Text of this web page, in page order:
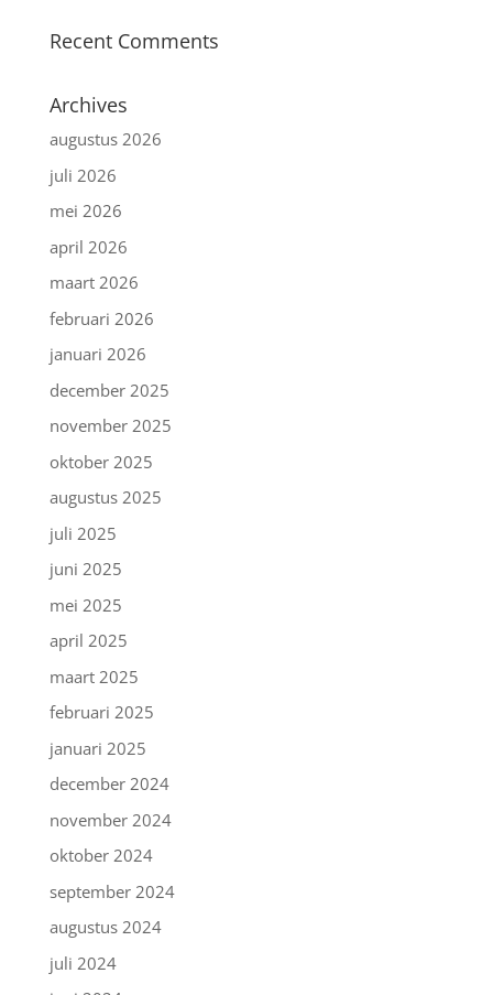
Recent Comments
Archives
augustus 2026
juli 2026
mei 2026
april 2026
maart 2026
februari 2026
januari 2026
december 2025
november 2025
oktober 2025
augustus 2025
juli 2025
juni 2025
mei 2025
april 2025
maart 2025
februari 2025
januari 2025
december 2024
november 2024
oktober 2024
september 2024
augustus 2024
juli 2024